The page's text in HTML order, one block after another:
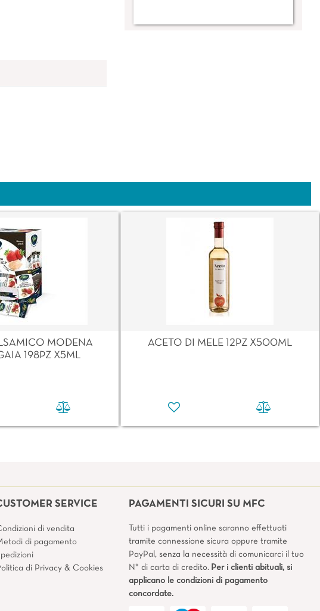
MODENA
198PZ X5ML
ACETO DI MELE 12PZ X500ML
SERVICE
di vendita
di pagamento
di Privacy & Cookies
PAGAMENTI SICURI SU MFC
Tutti i pagamenti online saranno effettuati
tramite connessione sicura oppure tramite
PayPal, senza la necessità di comunicarci il tuo
N° di carta di credito. Per i clienti abituali, si
applicano le condizioni di pagamento
concordate.